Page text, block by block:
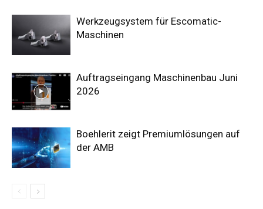
Werkzeugsystem für Escomatic-
Maschinen
Auftragseingang Maschinenbau Juni
2026
Boehlerit zeigt Premiumlösungen auf
der AMB